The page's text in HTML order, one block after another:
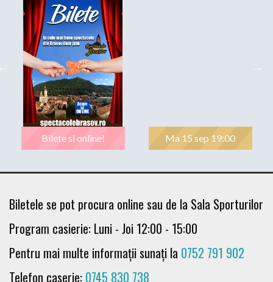
Bilete si online! Ma 15 sep 19:00
Biletele se pot procura online sau de la Sala Sporturilor
Program casierie: Luni - Joi 12:00 - 15:00
Pentru mai multe informații sunați la 0752 791 902
Telefon caserie: 0745 830 738